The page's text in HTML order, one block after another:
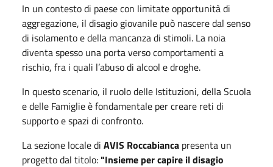
In un contesto di paese con limitate opportunità di
aggregazione, il disagio giovanile può nascere dal senso
di isolamento e della mancanza di stimoli. La noia
diventa spesso una porta verso comportamenti a
rischio, fra i quali l’abuso di alcool e droghe.
In questo scenario, il ruolo delle Istituzioni, della Scuola
e delle Famiglie è fondamentale per creare reti di
supporto e spazi di confronto.
La sezione locale di AVIS Roccabianca presenta un
progetto dal titolo:"Insieme per capire il disagio